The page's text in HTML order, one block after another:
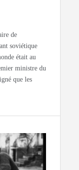
de
soviétique
était au
ministre du
que les